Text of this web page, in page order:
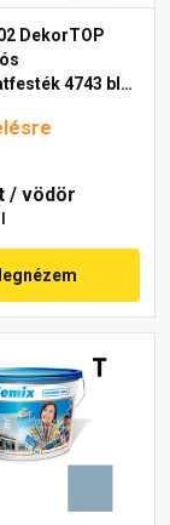
DekorTOP
4743 blue
/ vödör